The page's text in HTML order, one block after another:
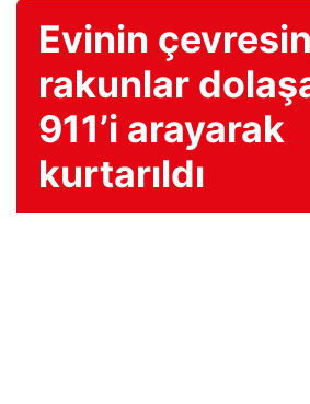
Evinin
rakunlar
911’i arayarak
kurtarıldı